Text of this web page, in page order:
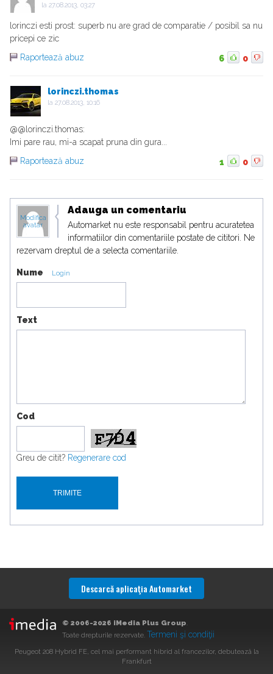
la 27.08.2013, 03:27
lorinczi esti prost: superb nu are grad de comparatie / posibil sa nu
pricepi ce zic
Raportează abuz
6 0
lorinczi.thomas
la 27.08.2013, 10:16
@@lorinczi.thomas:
Imi pare rau, mi-a scapat pruna din gura...
Raportează abuz
1 0
Modifica
avatar
Adauga un comentariu
Automarket nu este responsabil pentru acuratetea
informatiilor din comentariile postate de cititori. Ne
rezervam dreptul de a selecta comentariile.
Nume Login
Text
Cod
Greu de citit? Regenerare cod
Descarcă aplicaţia Automarket
© 2006-2026 iMedia Plus Group.
Toate drepturile rezervate. Termeni şi condiţii
Peugeot 208 Hybrid FE, cel mai performant hibrid al francezilor, debutează la
Frankfurt